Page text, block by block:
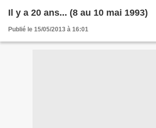
Il y a 20 ans... (8 au 10 mai 1993)
Publié le 15/05/2013 à 16:01